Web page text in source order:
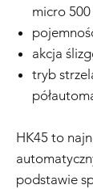
micro 500
akcja
tryb
HK45 to
podstawie